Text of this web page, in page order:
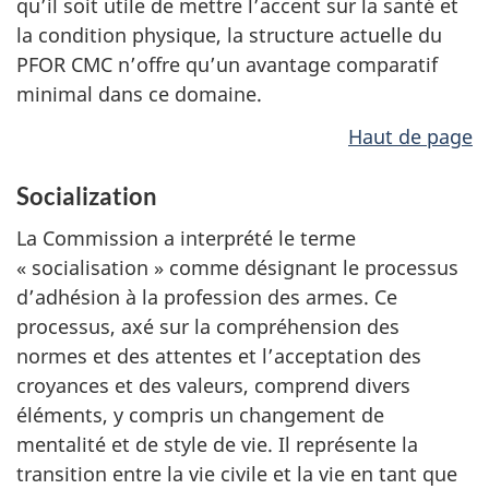
qu’il soit utile de mettre l’accent sur la santé et
la condition physique, la structure actuelle du
PFOR CMC n’offre qu’un avantage comparatif
minimal dans ce domaine.
Haut de page
Socialization
La Commission a interprété le terme
« socialisation » comme désignant le processus
d’adhésion à la profession des armes. Ce
processus, axé sur la compréhension des
normes et des attentes et l’acceptation des
croyances et des valeurs, comprend divers
éléments, y compris un changement de
mentalité et de style de vie. Il représente la
transition entre la vie civile et la vie en tant que